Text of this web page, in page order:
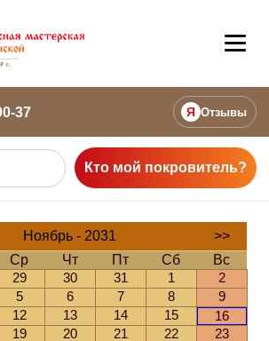
37 Я Отзывы
Кто мой покровитель?
Ноябрь - 2031
>>
Ср Чт Пт Сб
Вс
29 30 31 1
2
5 6 7 8
9
12 13 14 15
16
19 20 21 22
23